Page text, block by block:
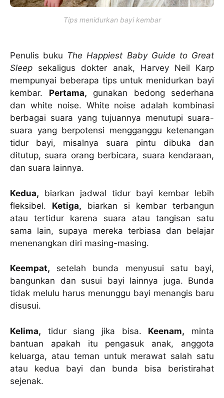
Tips menidurkan bayi kembar
Penulis buku The Happiest Baby Guide to Great
Sleep sekaligus dokter anak, Harvey Neil Karp
mempunyai beberapa tips untuk menidurkan bayi
kembar. Pertama, gunakan bedong sederhana
dan white noise. White noise adalah kombinasi
berbagai suara yang tujuannya menutupi suara-
suara yang berpotensi mengganggu ketenangan
tidur bayi, misalnya suara pintu dibuka dan
ditutup, suara orang berbicara, suara kendaraan,
dan suara lainnya.
Kedua, biarkan jadwal tidur bayi kembar lebih
fleksibel. Ketiga, biarkan si kembar terbangun
atau tertidur karena suara atau tangisan satu
sama lain, supaya mereka terbiasa dan belajar
menenangkan diri masing-masing.
Keempat, setelah bunda menyusui satu bayi,
bangunkan dan susui bayi lainnya juga. Bunda
tidak melulu harus menunggu bayi menangis baru
disusui.
Kelima, tidur siang jika bisa. Keenam, minta
bantuan apakah itu pengasuk anak, anggota
keluarga, atau teman untuk merawat salah satu
atau kedua bayi dan bunda bisa beristirahat
sejenak.